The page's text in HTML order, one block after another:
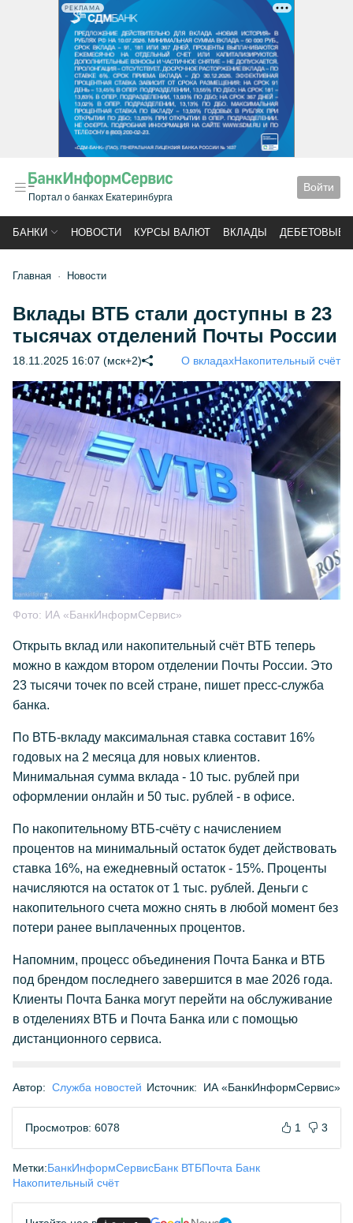
РЕКЛАМА
Портал о банках Екатеринбурга
Войти
БАНКИ НОВОСТИ КУРСЫ ВАЛЮТ ВКЛАДЫ ДЕБЕТОВЫЕ
Главная Новости
Вклады ВТБ стали доступны в 23
тысячах отделений Почты России
18.11.2025 16:07 (мск+2) О вкладахНакопительный счёт
Фото: ИА «БанкИнформСервис»
Открыть вклад или накопительный счёт ВТБ теперь
можно в каждом втором отделении Почты России. Это
23 тысячи точек по всей стране, пишет пресс-служба
банка.
По ВТБ-вкладу максимальная ставка составит 16%
годовых на 2 месяца для новых клиентов.
Минимальная сумма вклада - 10 тыс. рублей при
оформлении онлайн и 50 тыс. рублей - в офисе.
По накопительному ВТБ-счёту с начислением
процентов на минимальный остаток будет действовать
ставка 16%, на ежедневный остаток - 15%. Проценты
начисляются на остаток от 1 тыс. рублей. Деньги с
накопительного счета можно снять в любой момент без
потери ранее выплаченных процентов.
Напомним, процесс объединения Почта Банка и ВТБ
под брендом последнего завершится в мае 2026 года.
Клиенты Почта Банка могут перейти на обслуживание
в отделениях ВТБ и Почта Банка или с помощью
дистанционного сервиса.
Автор: Служба новостей Источник: ИА «БанкИнформСервис»
Просмотров: 6078 1 3
Метки:БанкИнформСервисБанк ВТБПочта Банк
Накопительный счёт